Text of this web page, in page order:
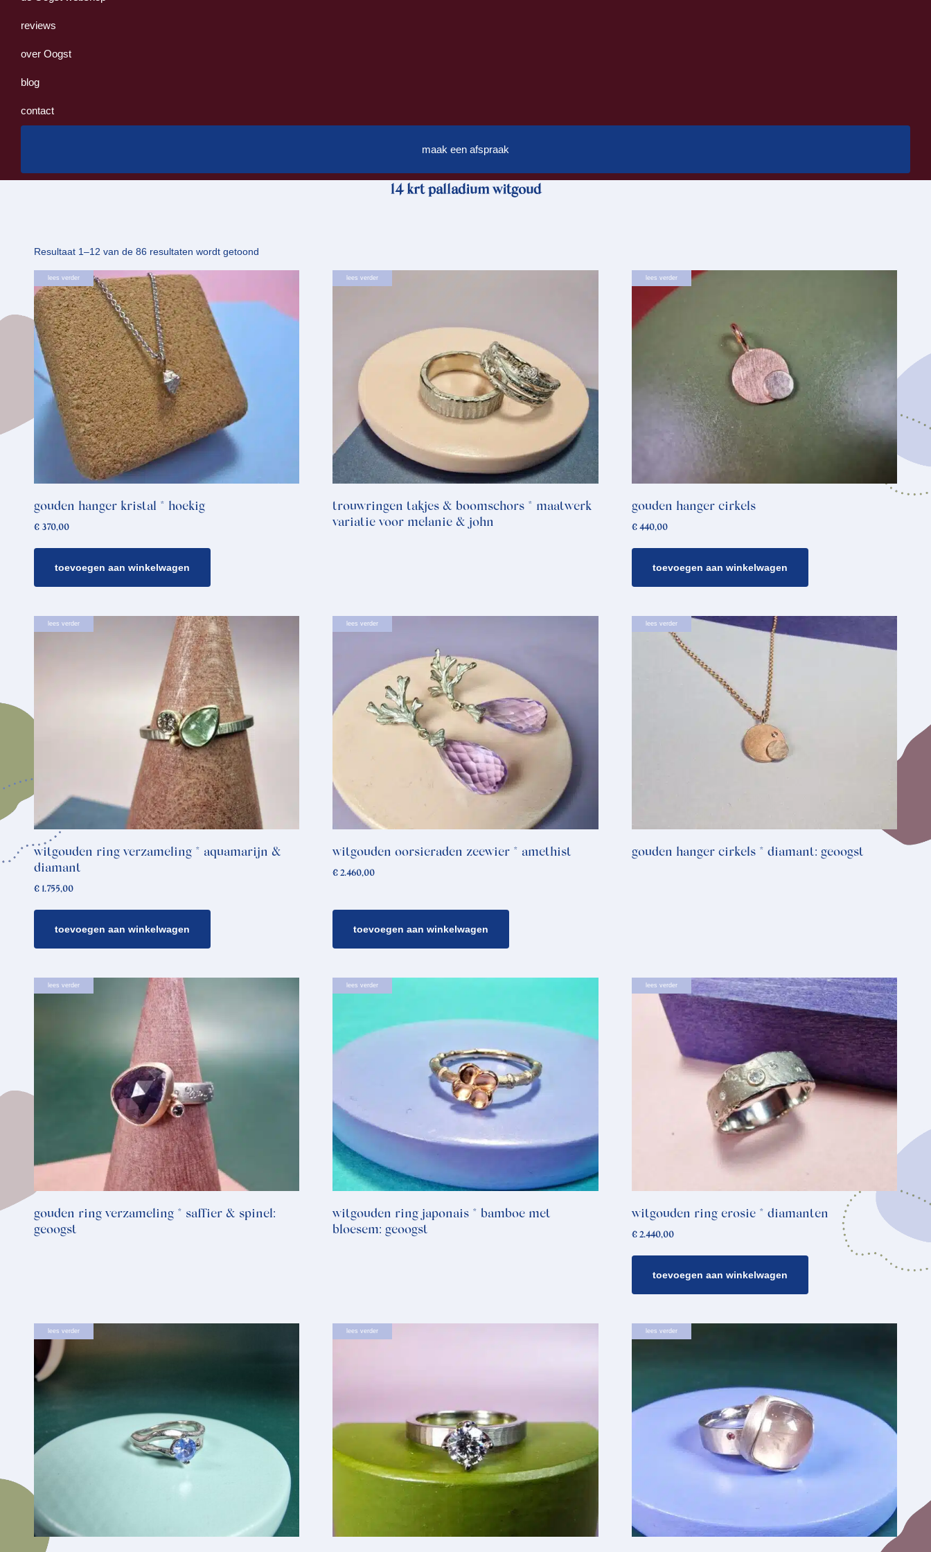
reviews
over Oogst
blog
contact
maak een afspraak
14 krt palladium witgoud
Resultaat 1–12 van de 86 resultaten wordt getoond
op
lees verder
gouden hanger kristal * hoekig
€ 370,00
toevoegen aan winkelwagen
lees verder
trouwringen takjes & boomschors * maatwerk
variatie voor melanie & john
lees verder
gouden hanger cirkels
€440,00
toevoegen aan winkelwagen
lees verder
witgouden ring verzameling * aquamarijn &
diamant
€ 1.755,00
toevoegen aan winkelwagen
lees verder
witgouden oorsieraden zeewier * amethist
€ 2.460,00
toevoegen aan winkelwagen
lees verder
gouden hanger cirkels * diamant: geoogst
lees verder
gouden ring verzameling * saffier & spinel:
geoogst
lees verder
witgouden ring japonais * bamboe met
bloesem: geoogst
lees verder
witgouden ring erosie * diamanten
€2.440,00
toevoegen aan winkelwagen
lees verder lees verder lees verder